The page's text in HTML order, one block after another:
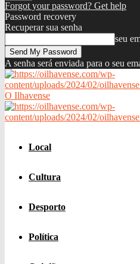
Forgot your password? Get help
Password recovery
Recuperar sua senha
seu
A senha será enviada para o seu
O Ilhavense
Local
Cultura
Desporto
Política